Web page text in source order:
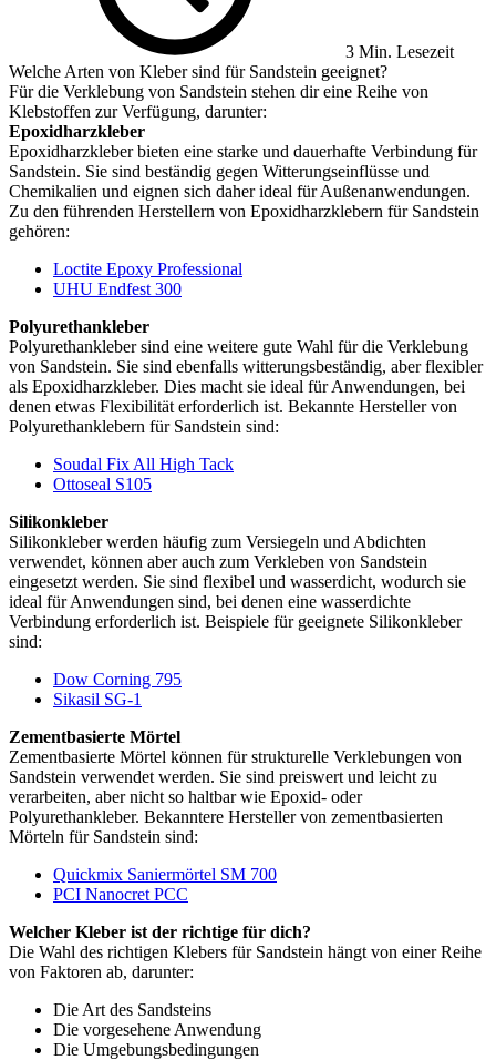
3 Min. Lesezeit
Welche Arten von Kleber sind für Sandstein geeignet?
Für die Verklebung von Sandstein stehen dir eine Reihe von
Klebstoffen zur Verfügung, darunter:
Epoxidharzkleber
Epoxidharzkleber bieten eine starke und dauerhafte Verbindung für
Sandstein. Sie sind beständig gegen Witterungseinflüsse und
Chemikalien und eignen sich daher ideal für Außenanwendungen.
Zu den führenden Herstellern von Epoxidharzklebern für Sandstein
gehören:
Loctite Epoxy Professional
UHU Endfest 300
Polyurethankleber
Polyurethankleber sind eine weitere gute Wahl für die Verklebung
von Sandstein. Sie sind ebenfalls witterungsbeständig, aber flexibler
als Epoxidharzkleber. Dies macht sie ideal für Anwendungen, bei
denen etwas Flexibilität erforderlich ist. Bekannte Hersteller von
Polyurethanklebern für Sandstein sind:
Soudal Fix All High Tack
Ottoseal S105
Silikonkleber
Silikonkleber werden häufig zum Versiegeln und Abdichten
verwendet, können aber auch zum Verkleben von Sandstein
eingesetzt werden. Sie sind flexibel und wasserdicht, wodurch sie
ideal für Anwendungen sind, bei denen eine wasserdichte
Verbindung erforderlich ist. Beispiele für geeignete Silikonkleber
sind:
Dow Corning 795
Sikasil SG-1
Zementbasierte Mörtel
Zementbasierte Mörtel können für strukturelle Verklebungen von
Sandstein verwendet werden. Sie sind preiswert und leicht zu
verarbeiten, aber nicht so haltbar wie Epoxid- oder
Polyurethankleber. Bekanntere Hersteller von zementbasierten
Mörteln für Sandstein sind:
Quickmix Saniermörtel SM 700
PCI Nanocret PCC
Welcher Kleber ist der richtige für dich?
Die Wahl des richtigen Klebers für Sandstein hängt von einer Reihe
von Faktoren ab, darunter:
Die Art des Sandsteins
Die vorgesehene Anwendung
Die Umgebungsbedingungen